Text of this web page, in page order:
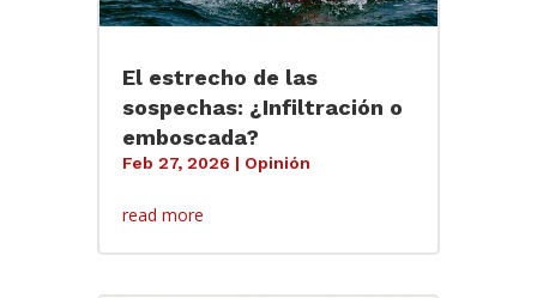
El estrecho de las
sospechas: ¿Infiltración o
emboscada?
Feb 27, 2026 | Opinión
read more